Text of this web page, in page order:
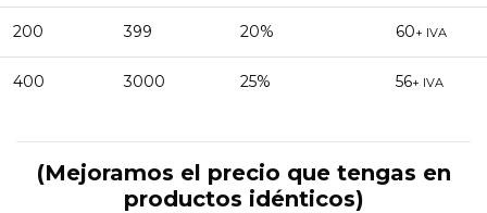
200 399 20% 60+ IVA
400 3000 25% 56+ IVA
(Mejoramos el precio que tengas en
productos idénticos)